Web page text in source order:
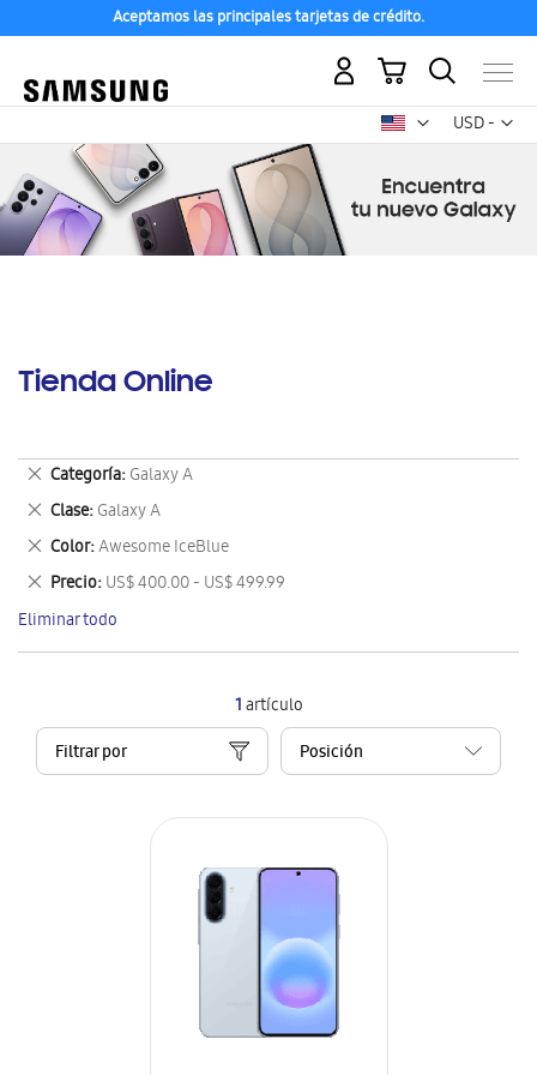
Aceptamos las principales tarjetas de crédito.
USD -
dólar
Mi carrito
Tienda Online
1artículo
Filtrar por
Categoría Galaxy A
Eliminar
este
artículo
Clase Galaxy A
Eliminar
este
artículo
Color Awesome IceBlue
Eliminar
este
artículo
Precio US$ 400.00 - US$ 499.99
Eliminar
este
artículo
Eliminar todo